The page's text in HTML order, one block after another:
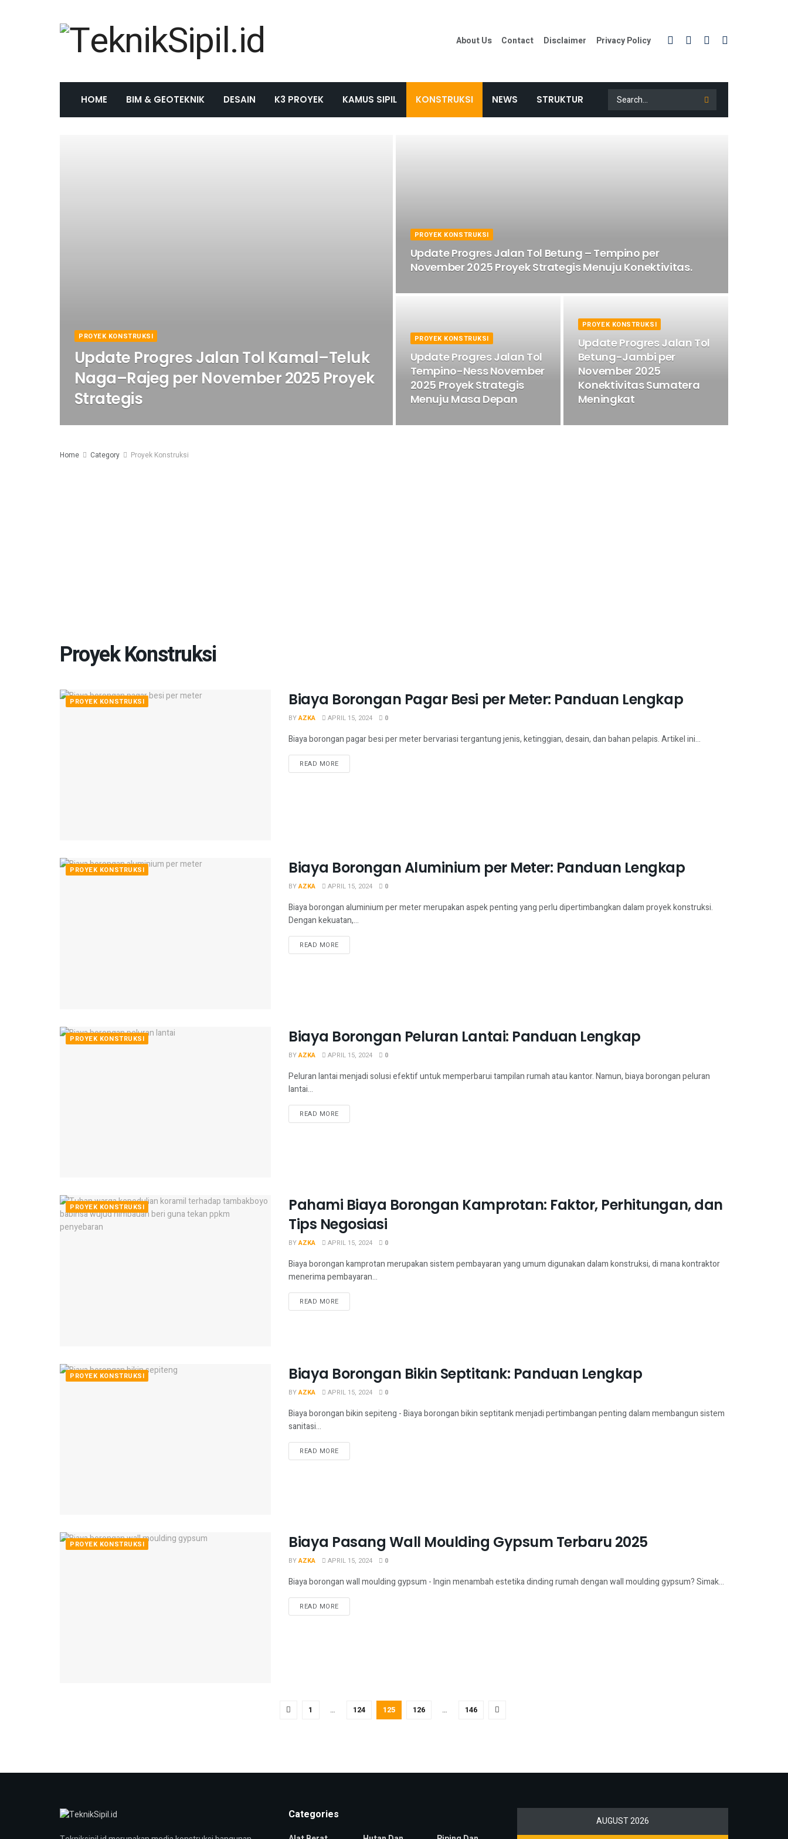
About Us Contact Disclaimer Privacy Policy
HOME BIM & GEOTEKNIK DESAIN K3 PROYEK KAMUS SIPIL KONSTRUKSI NEWS STRUKTUR
PROYEK KONSTRUKSI
Update Progres Jalan Tol Kamal–Teluk
Naga–Rajeg per November 2025 Proyek
Strategis
PROYEK KONSTRUKSI
Update Progres Jalan Tol Betung – Tempino per
November 2025 Proyek Strategis Menuju Konektivitas.
PROYEK KONSTRUKSI
Update Progres Jalan Tol
Tempino-Ness November
2025 Proyek Strategis
Menuju Masa Depan
PROYEK KONSTRUKSI
Update Progres Jalan Tol
Betung-Jambi per
November 2025
Konektivitas Sumatera
Meningkat
Home Category Proyek Konstruksi
Proyek Konstruksi
PROYEK KONSTRUKSI Biaya Borongan Pagar Besi per Meter: Panduan Lengkap
BYAZKA APRIL 15, 2024 0
Biaya borongan pagar besi per meter bervariasi tergantung jenis, ketinggian, desain, dan bahan pelapis. Artikel ini...
READ MORE
PROYEK KONSTRUKSI Biaya Borongan Aluminium per Meter: Panduan Lengkap
BYAZKA APRIL 15, 2024 0
Biaya borongan aluminium per meter merupakan aspek penting yang perlu dipertimbangkan dalam proyek konstruksi.
Dengan kekuatan,...
READ MORE
PROYEK KONSTRUKSI Biaya Borongan Peluran Lantai: Panduan Lengkap
BYAZKA APRIL 15, 2024 0
Peluran lantai menjadi solusi efektif untuk memperbarui tampilan rumah atau kantor. Namun, biaya borongan peluran
lantai...
READ MORE
PROYEK KONSTRUKSI
Pahami Biaya Borongan Kamprotan: Faktor, Perhitungan, dan
Tips Negosiasi
BYAZKA APRIL 15, 2024 0
Biaya borongan kamprotan merupakan sistem pembayaran yang umum digunakan dalam konstruksi, di mana kontraktor
menerima pembayaran...
READ MORE
PROYEK KONSTRUKSI Biaya Borongan Bikin Septitank: Panduan Lengkap
BYAZKA APRIL 15, 2024 0
Biaya borongan bikin sepiteng - Biaya borongan bikin septitank menjadi pertimbangan penting dalam membangun sistem
sanitasi...
READ MORE
PROYEK KONSTRUKSI Biaya Pasang Wall Moulding Gypsum Terbaru 2025
BYAZKA APRIL 15, 2024 0
Biaya borongan wall moulding gypsum - Ingin menambah estetika dinding rumah dengan wall moulding gypsum? Simak...
READ MORE
1 … 124 125 126 … 146
Categories AUGUST 2026